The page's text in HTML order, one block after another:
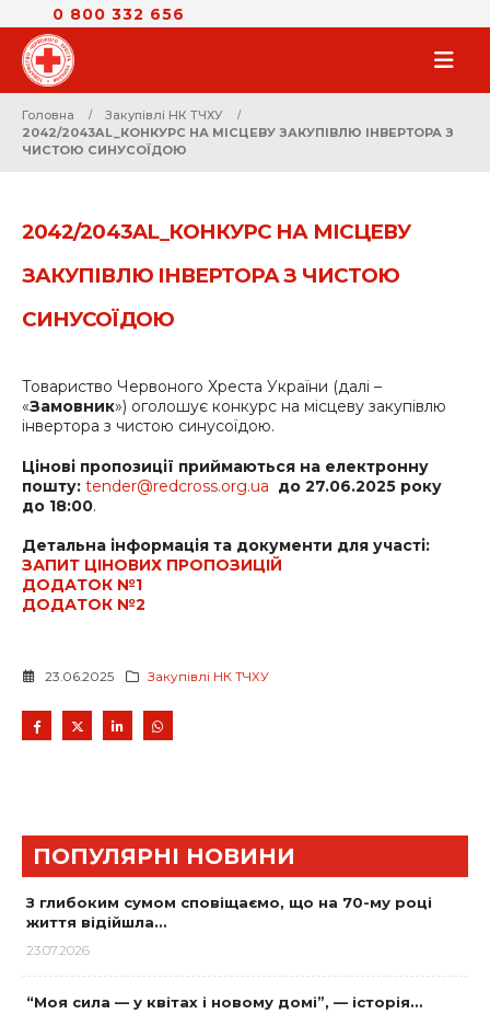
0 800 332 656
Головна
Закупівлі НК ТЧХУ
2042/2043AL_КОНКУРС НА МІСЦЕВУ ЗАКУПІВЛЮ ІНВЕРТОРА З
ЧИСТОЮ СИНУСОЇДОЮ
2042/2043AL_КОНКУРС НА МІСЦЕВУ
ЗАКУПІВЛЮ ІНВЕРТОРА З ЧИСТОЮ
СИНУСОЇДОЮ
Товариство Червоного Хреста України (далі –
«Замовник») оголошує конкурс на місцеву закупівлю
інвертора з чистою синусоїдою.
Цінові пропозиції приймаються на електронну
пошту: tender@redcross.org.ua до 27.06.2025 року
до 18:00.
Детальна інформація та документи для участі:
ЗАПИТ ЦІНОВИХ ПРОПОЗИЦІЙ
ДОДАТОК №1
ДОДАТОК №2
23.06.2025 Закупівлі НК ТЧХУ
ПОПУЛЯРНІ НОВИНИ
З глибоким сумом сповіщаємо, що на 70-му році
життя відійшла…
23.07.2026
“Моя сила — у квітах і новому домі”, — історія…